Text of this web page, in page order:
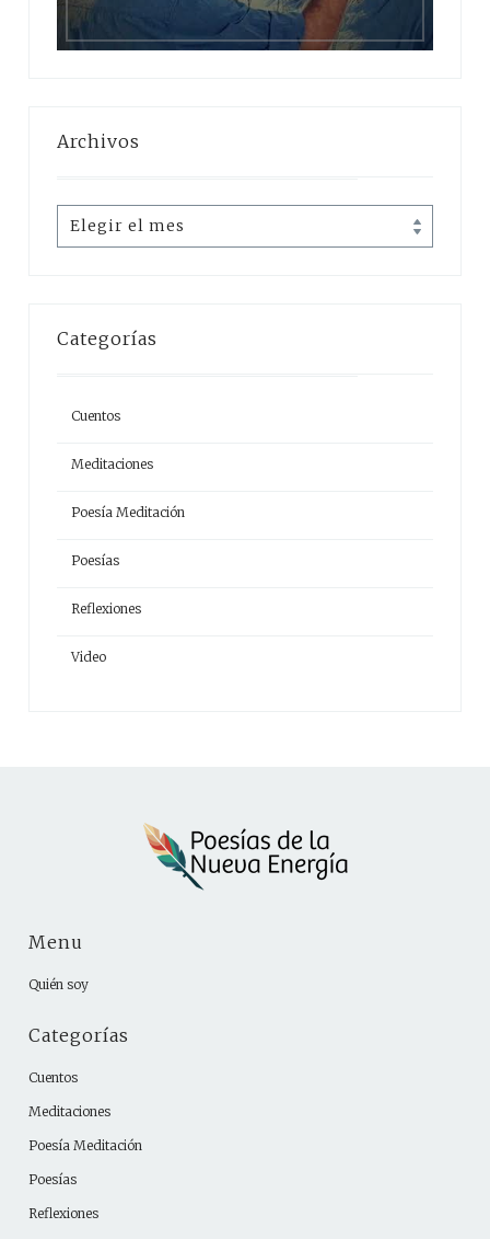
Archivos
Archivos
Categorías
Cuentos
Meditaciones
Poesía Meditación
Poesías
Reflexiones
Video
Menu
Quién soy
Categorías
Cuentos
Meditaciones
Poesía Meditación
Poesías
Reflexiones